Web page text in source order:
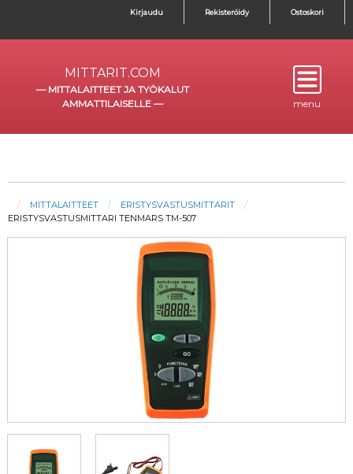
Kirjaudu Rekisteröidy Ostoskori
MITTARIT.COM
— MITTALAITTEET JA TYÖKALUT
AMMATTILAISELLE — menu
MITTALAITTEET
ERISTYSVASTUSMITTARIT
ERISTYSVASTUSMITTARI TENMARS TM-507